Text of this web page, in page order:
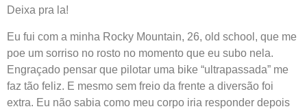
Deixa pra la!
Eu fui com a minha Rocky Mountain, 26, old school, que me
poe um sorriso no rosto no momento que eu subo nela.
Engraçado pensar que pilotar uma bike “ultrapassada” me
faz tão feliz. E mesmo sem freio da frente a diversão foi
extra. Eu não sabia como meu corpo iria responder depois